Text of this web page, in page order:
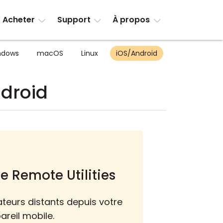
Acheter Support À propos
macOS Linux iOS/Android
Remote Utilities
distants depuis votre
mobile.